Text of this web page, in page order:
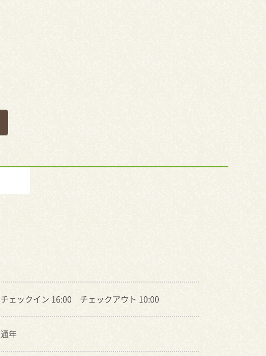
チェックイン 16:00 チェックアウト 10:00
通年